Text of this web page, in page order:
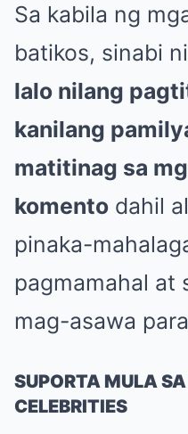
Sa kabila ng
batikos, sinabi
lalo nilang
kanilang
matitinag sa
komento dahil
pinaka-
pagmamahal at
mag-asawa
SUPORTA MULA
CELEBRITIES